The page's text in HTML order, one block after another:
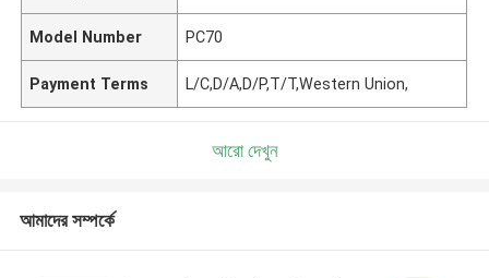
Model Number PC70
Payment Terms L/C,D/A,D/P,T/T,Western Union,
আরো দেখুন
আমাদের সম্পর্কে